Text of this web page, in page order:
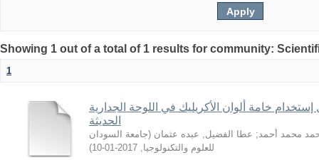
Showing 1 out of a total of 1 results for community:
1
خامة ألوان الأكريليك في اللوحة الجدارية
الحديثة
محمد أحمد; عطا الفضيل, عبده عثمان (جامعة السودان
للعلوم والتكنولوجيا,
2017-01-10
)